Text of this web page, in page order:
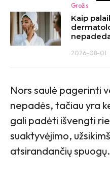
Grožis
Kaip
2026-08-01
Nors saulė pagerinti
nepadės, tačiau yra
gali padėti išvengti
suaktyvėjimo,
atsirandančių spuogų.